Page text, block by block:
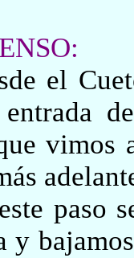
Cueto
vimos
paso
y